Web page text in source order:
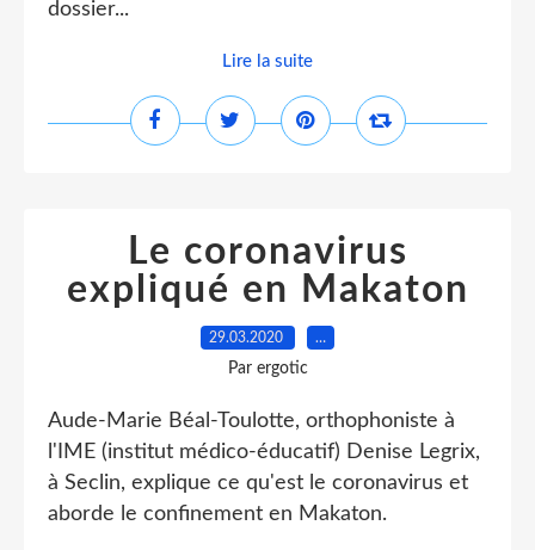
dossier...
Lire la suite
Le coronavirus
expliqué en Makaton
29.03.2020 …
Par ergotic
Aude-Marie Béal-Toulotte, orthophoniste à
l'IME (institut médico-éducatif) Denise Legrix,
à Seclin, explique ce qu'est le coronavirus et
aborde le confinement en Makaton.